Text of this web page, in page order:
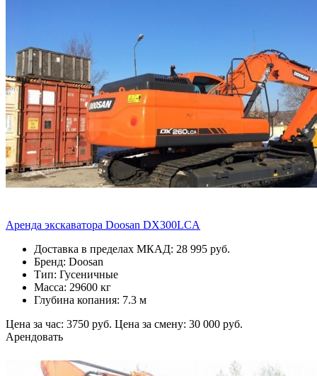
Аренда экскаватора Doosan DX300LCA
Доставка в пределах МКАД: 28 995 руб.
Бренд: Doosan
Тип: Гусеничные
Масса: 29600 кг
Глубина копания: 7.3 м
Цена за час: 3750 руб. Цена за смену: 30 000 руб.
Арендовать